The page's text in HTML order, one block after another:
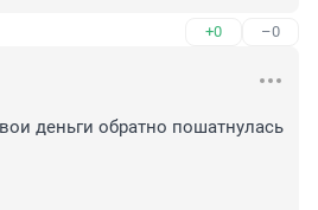
+0 –0
деньги обратно пошатнулась